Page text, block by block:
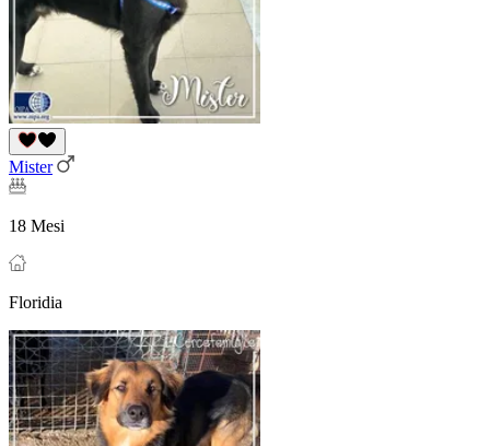
Mister
18 Mesi
Floridia